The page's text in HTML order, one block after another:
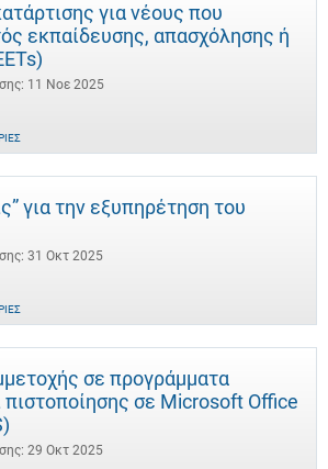
για νέους που
εκπαίδευσης, απασχόλησης ή
11 Νοε 2025
για την εξυπηρέτηση του
31 Οκτ 2025
σε προγράμματα
πιστοποίησης σε Microsoft Office
29 Οκτ 2025